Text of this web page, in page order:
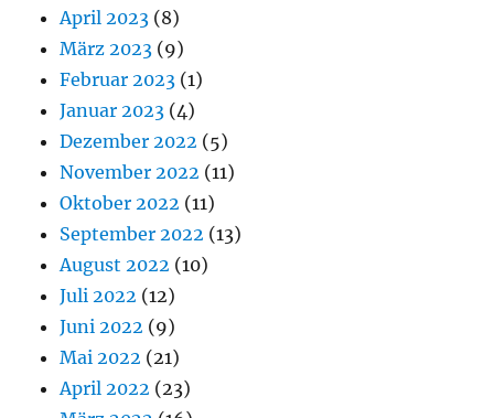
April 2023 (8)
März 2023 (9)
Februar 2023 (1)
Januar 2023 (4)
Dezember 2022 (5)
November 2022 (11)
Oktober 2022 (11)
September 2022 (13)
August 2022 (10)
Juli 2022 (12)
Juni 2022 (9)
Mai 2022 (21)
April 2022 (23)